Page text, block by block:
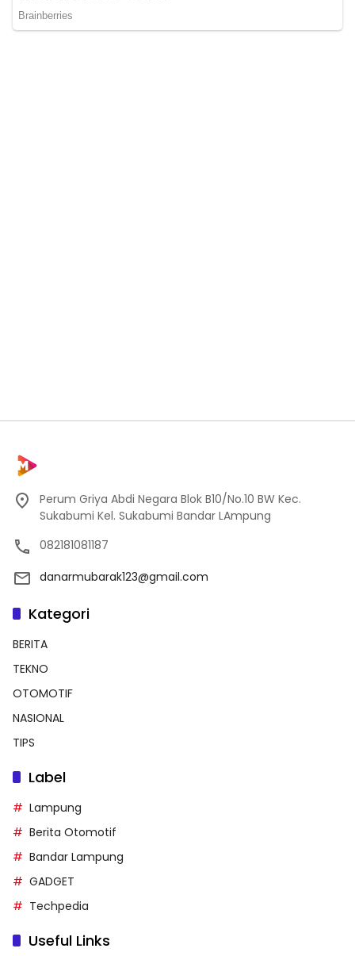
Perum Griya Abdi Negara Blok B10/No.10 BW Kec.
Sukabumi Kel. Sukabumi Bandar LAmpung
082181081187
danarmubarak123@gmail.com
Kategori
BERITA
TEKNO
OTOMOTIF
NASIONAL
TIPS
Label
Lampung
Berita Otomotif
Bandar Lampung
GADGET
Techpedia
Useful Links